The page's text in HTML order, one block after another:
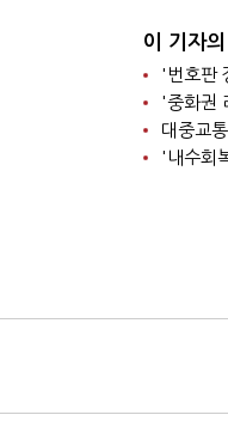
이 기자
'번호판
'중화권
대중교
'내수회